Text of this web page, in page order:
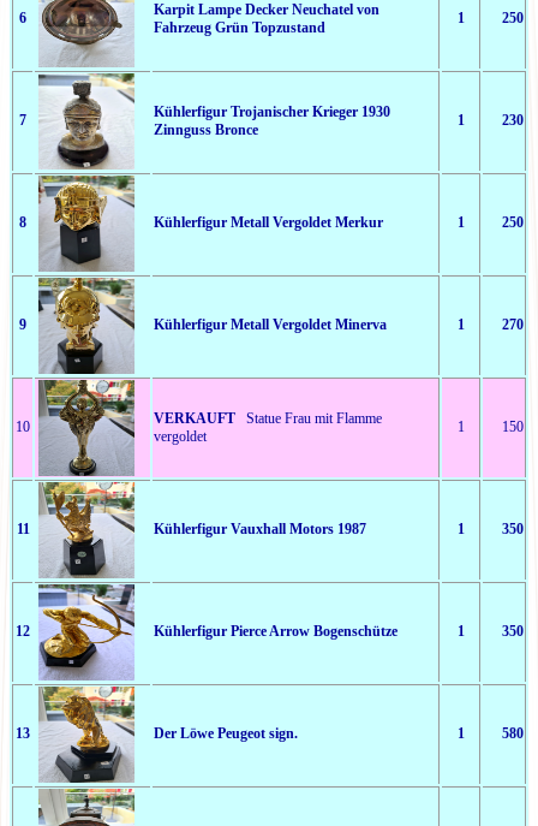
6
Karpit Lampe Decker Neuchatel von
Fahrzeug Grün Topzustand
1 250
7
Kühlerfigur Trojanischer Krieger 1930
Zinnguss Bronce
1 230
8 Kühlerfigur Metall Vergoldet Merkur 1 250
9 Kühlerfigur Metall Vergoldet Minerva 1 270
10 VERKAUFT Statue Frau mit Flamme
vergoldet
1 150
11 Kühlerfigur Vauxhall Motors 1987 1 350
12 Kühlerfigur Pierce Arrow Bogenschütze 1 350
13 Der Löwe Peugeot sign. 1 580